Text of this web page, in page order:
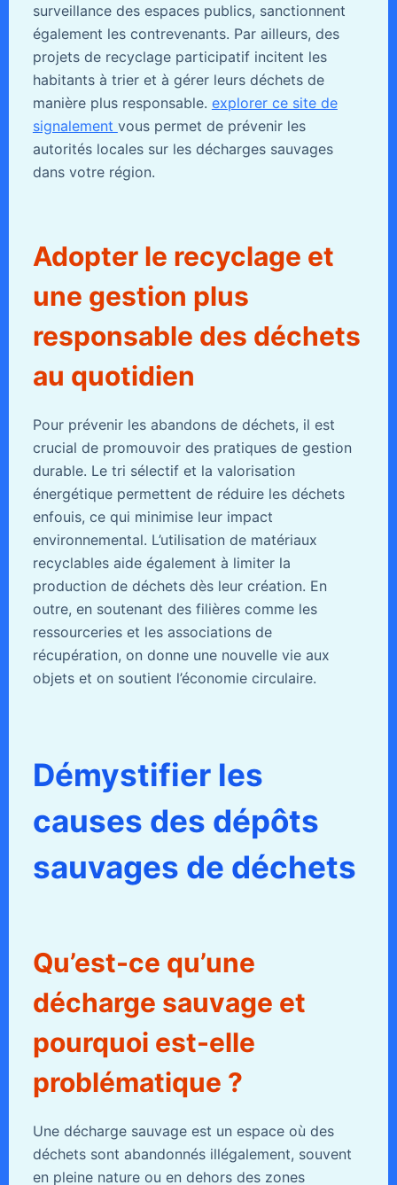
surveillance des espaces publics, sanctionnent
également les contrevenants. Par ailleurs, des
projets de recyclage participatif incitent les
habitants à trier et à gérer leurs déchets de
manière plus responsable. explorer ce site de
signalement vous permet de prévenir les
autorités locales sur les décharges sauvages
dans votre région.
Adopter le recyclage et
une gestion plus
responsable des déchets
au quotidien
Pour prévenir les abandons de déchets, il est
crucial de promouvoir des pratiques de gestion
durable. Le tri sélectif et la valorisation
énergétique permettent de réduire les déchets
enfouis, ce qui minimise leur impact
environnemental. L’utilisation de matériaux
recyclables aide également à limiter la
production de déchets dès leur création. En
outre, en soutenant des filières comme les
ressourceries et les associations de
récupération, on donne une nouvelle vie aux
objets et on soutient l’économie circulaire.
Démystifier les
causes des dépôts
sauvages de déchets
Qu’est-ce qu’une
décharge sauvage et
pourquoi est-elle
problématique ?
Une décharge sauvage est un espace où des
déchets sont abandonnés illégalement, souvent
en pleine nature ou en dehors des zones